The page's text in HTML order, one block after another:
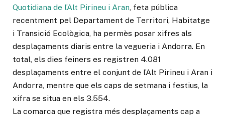
Quotidiana de l’Alt Pirineu i Aran, feta pública
recentment pel Departament de Territori, Habitatge
i Transició Ecològica, ha permès posar xifres als
desplaçaments diaris entre la vegueria i Andorra. En
total, els dies feiners es registren 4.081
desplaçaments entre el conjunt de l’Alt Pirineu i Aran i
Andorra, mentre que els caps de setmana i festius, la
xifra se situa en els 3.554.
La comarca que registra més desplaçaments cap a